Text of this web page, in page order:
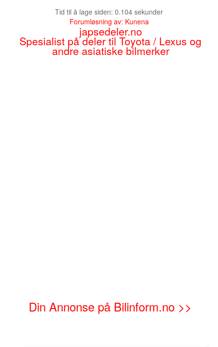
Tid til å lage siden: 0.104 sekunder
Forumløsning av: Kunena
japsedeler.no
Spesialist på deler til Toyota / Lexus og
andre asiatiske bilmerker
Din Annonse på Bilinform.no >>